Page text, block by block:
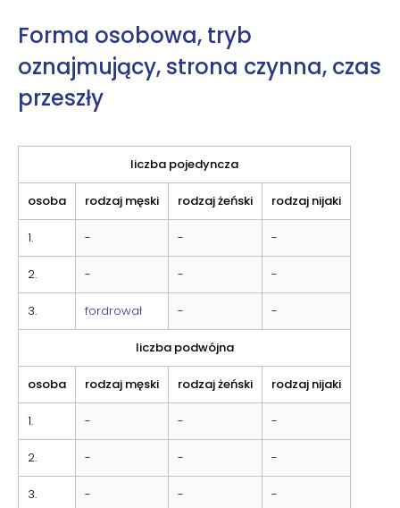
Forma osobowa, tryb
oznajmujący, strona czynna, czas
przeszły
liczba pojedyncza
osoba rodzaj męski rodzaj żeński rodzaj nijaki
1. - - -
2. - - -
3. fordrował - -
liczba podwójna
osoba rodzaj męski rodzaj żeński rodzaj nijaki
1. - - -
2. - - -
3. - - -